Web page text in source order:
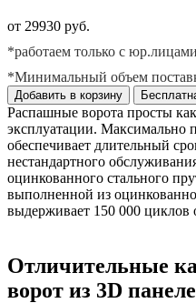
от 29930 руб.
*работаем только с юр.лицами
*Минимальный объем
Добавить в корзину
Распашные ворота просты
эксплуатации. Максимально
обеспечивает длительный
нестандартного
оцинкованного стального
выполненной из
выдерживает 150 000 циклов
Отличительные
ворот из 3D